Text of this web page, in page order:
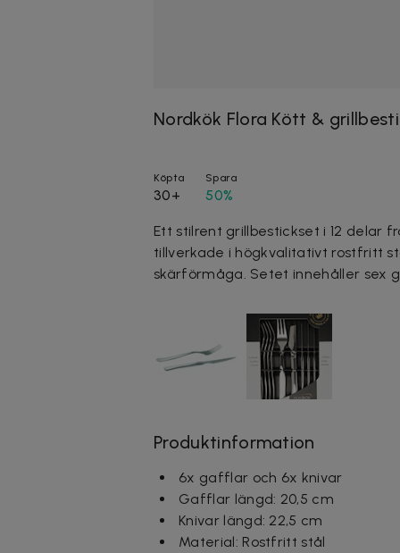
Nordkök Flora Kött &
Köpta
30+
Spara
50%
Ett stilrent grillbestickset i 12 delar
tillverkade i högkvalitativt rostfritt
skärförmåga. Setet innehåller sex
Produktinformation
6x gafflar och 6x knivar
Gafflar längd: 20,5 cm
Knivar längd: 22,5 cm
Material: Rostfritt stål